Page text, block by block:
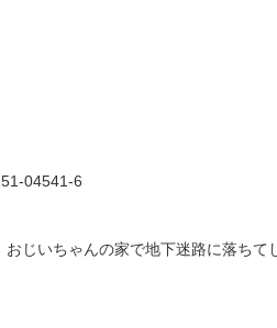
04541-6
じいちゃんの家で地下迷路に落ち